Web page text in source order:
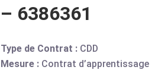
– 6386361
Type de Contrat : CDD
Mesure : Contrat d’apprentissage